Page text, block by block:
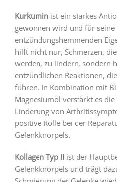
Kurkumin ist ein starkes
gewonnen wird und für seine
entzündungshemmenden
hilft nicht nur, Schmerzen,
werden, zu lindern, sondern
entzündlichen Reaktionen,
führen. In Kombination mit
Magnesiumöl verstärkt es
Linderung von
positive Rolle bei der
Gelenkknorpels.
Kollagen Typ II ist der
Gelenkknorpels und trägt